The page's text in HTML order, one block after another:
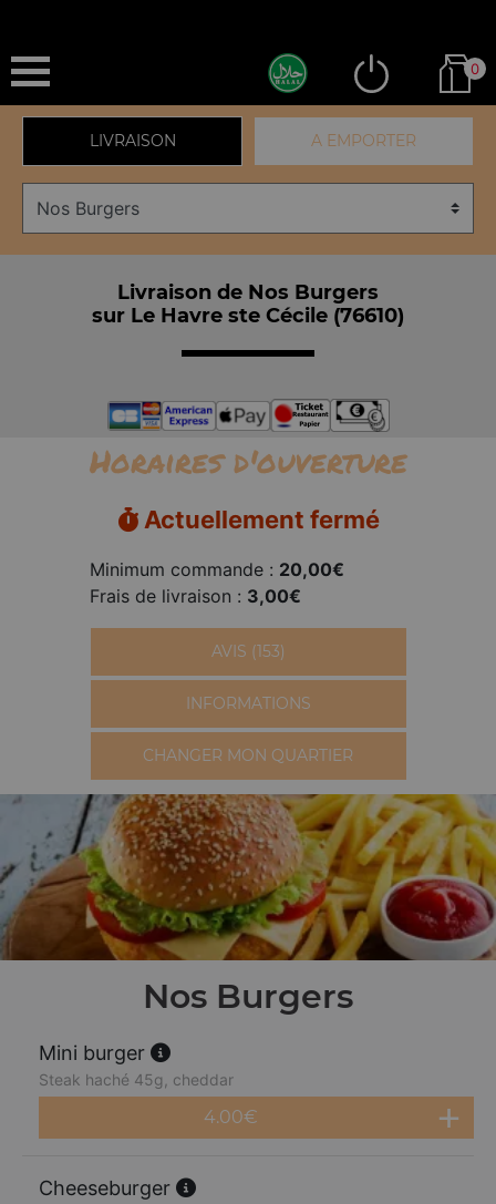
0
LIVRAISON A EMPORTER
Livraison de Nos Burgers
sur Le Havre ste Cécile (76610)
Horaires d'ouverture
Actuellement fermé
Minimum commande : 20,00€
Frais de livraison : 3,00€
AVIS (153)
INFORMATIONS
CHANGER MON QUARTIER
Nos Burgers
Mini burger
Steak haché 45g, cheddar
4.00€
Cheeseburger